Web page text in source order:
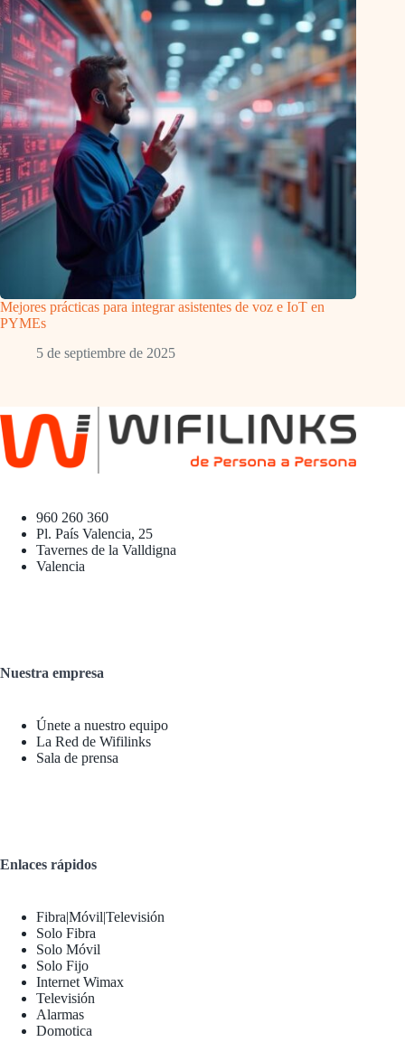
Mejores prácticas para integrar asistentes de voz e IoT en
PYMEs
5 de septiembre de 2025
960 260 360
Pl. País Valencia, 25
Tavernes de la Valldigna
Valencia
Nuestra empresa
Únete a nuestro equipo
La Red de Wifilinks
Sala de prensa
Enlaces rápidos
Fibra|Móvil|Televisión
Solo Fibra
Solo Móvil
Solo Fijo
Internet Wimax
Televisión
Alarmas
Domotica